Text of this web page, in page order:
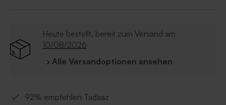
Heute bestellt, bereit zum Versand am
10/08/2026
› Alle Versandoptionen ansehen
92% empfehlen Tadaaz